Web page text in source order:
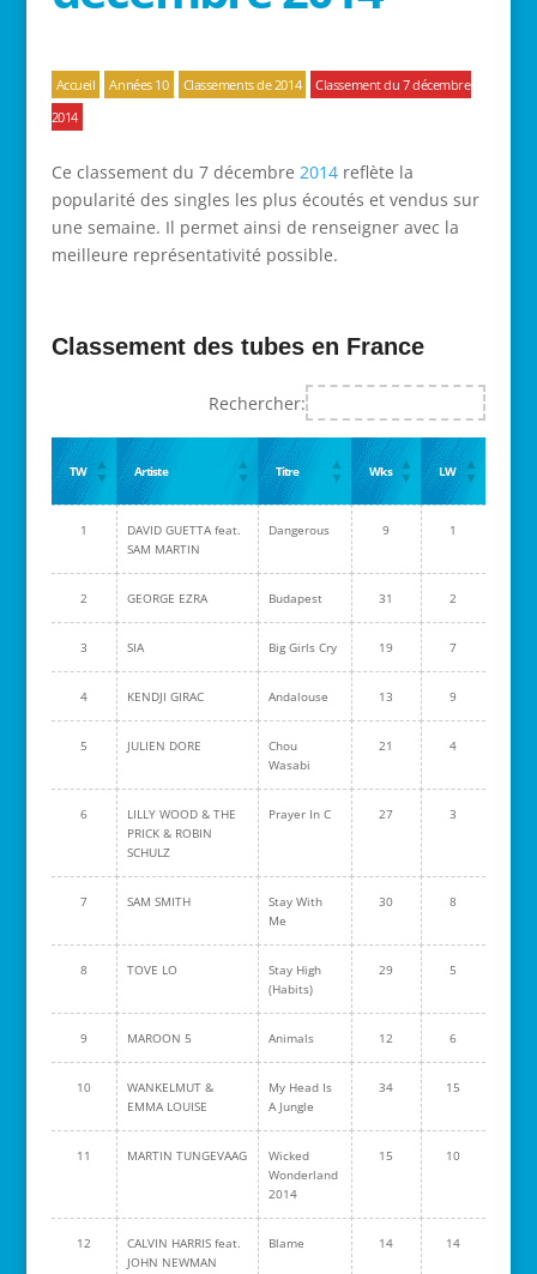
Accueil Années 10 Classements de 2014
Classement du 7 décembre
2014
Ce classement du 7 décembre 2014reflète la
popularité des singles les plus écoutés et vendus sur
une semaine. Il permet ainsi de renseigner avec la
meilleure représentativité possible.
Classement des tubes en France
Rechercher:
TW Artiste Titre Wks LW
1
DAVID GUETTA feat.
SAM MARTIN
Dangerous 9 1
2 GEORGE EZRA Budapest 31 2
3 SIA Big Girls Cry 19 7
4 KENDJI GIRAC Andalouse 13 9
5 JULIEN DORE
Chou
Wasabi
21 4
6
LILLY WOOD & THE
PRICK & ROBIN
SCHULZ
Prayer In C 27 3
7 SAM SMITH
Stay With
Me
30 8
8 TOVE LO
Stay High
(Habits)
29 5
9 MAROON 5 Animals 12 6
10
WANKELMUT &
EMMA LOUISE
My Head Is
A Jungle
34 15
11 MARTIN TUNGEVAAG
Wicked
Wonderland
2014
15 10
12
CALVIN HARRIS feat.
JOHN NEWMAN
Blame 14 14